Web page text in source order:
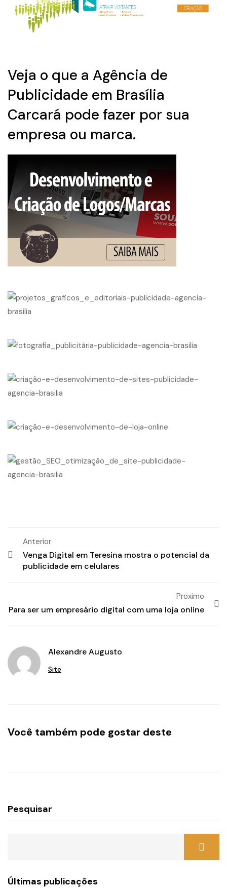
Veja o que a Agência de
Publicidade em Brasília
Carcará pode fazer por sua
empresa ou marca.
Anterior
Venga Digital em Teresina mostra o potencial da
publicidade em celulares
Proximo
Para ser um empresário digital com uma loja online
Alexandre Augusto
Site
Você também pode gostar deste
Pesquisar
Últimas publicações